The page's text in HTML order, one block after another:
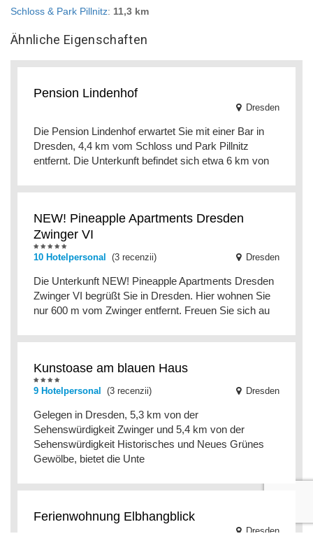
Schloss & Park Pillnitz: 11,3 km
Ähnliche Eigenschaften
Pension Lindenhof
Dresden
Die Pension Lindenhof erwartet Sie mit einer Bar in
Dresden, 4,4 km vom Schloss und Park Pillnitz
entfernt. Die Unterkunft befindet sich etwa 6 km von
NEW! Pineapple Apartments Dresden
Zwinger VI
10 Hotelpersonal (3 recenzii) Dresden
Die Unterkunft NEW! Pineapple Apartments Dresden
Zwinger VI begrüßt Sie in Dresden. Hier wohnen Sie
nur 600 m vom Zwinger entfernt. Freuen Sie sich au
Kunstoase am blauen Haus
9 Hotelpersonal (3 recenzii) Dresden
Gelegen in Dresden, 5,3 km von der
Sehenswürdigkeit Zwinger und 5,4 km von der
Sehenswürdigkeit Historisches und Neues Grünes
Gewölbe, bietet die Unte
Ferienwohnung Elbhangblick
Dresden